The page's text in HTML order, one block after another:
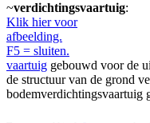
~verdichtingsvaartuig:
Klik hier voor
afbeelding.
F5 = sluiten.
vaartuig gebouwd voor de
de structuur van de grond
bodemverdichtingsvaartuig